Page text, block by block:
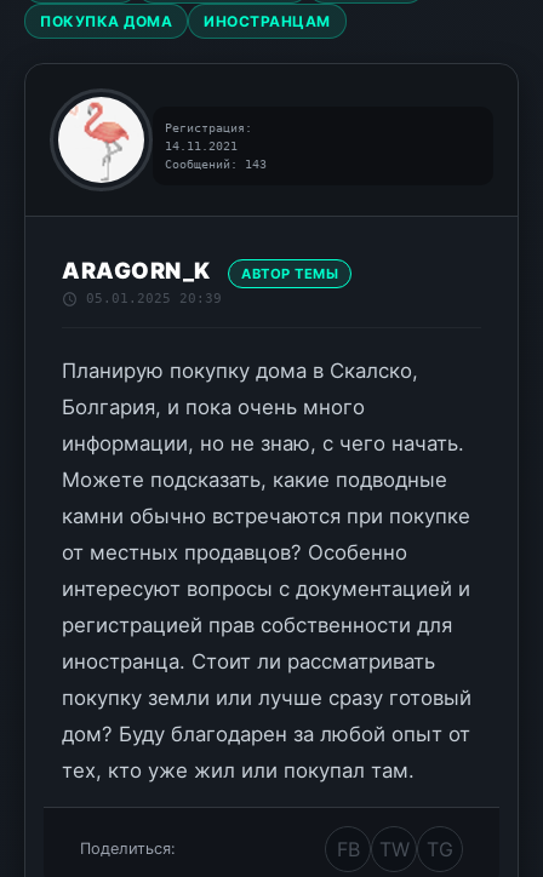
ПОКУПКА ДОМА
ИНОСТРАНЦАМ
Регистрация:
14.11.2021
Сообщений: 143
ARAGORN_K АВТОР ТЕМЫ
05.01.2025 20:39
Планирую покупку дома в Скалско,
Болгария, и пока очень много
информации, но не знаю, с чего начать.
Можете подсказать, какие подводные
камни обычно встречаются при покупке
от местных продавцов? Особенно
интересуют вопросы с документацией и
регистрацией прав собственности для
иностранца. Стоит ли рассматривать
покупку земли или лучше сразу готовый
дом? Буду благодарен за любой опыт от
тех, кто уже жил или покупал там.
Поделиться: FB TW TG